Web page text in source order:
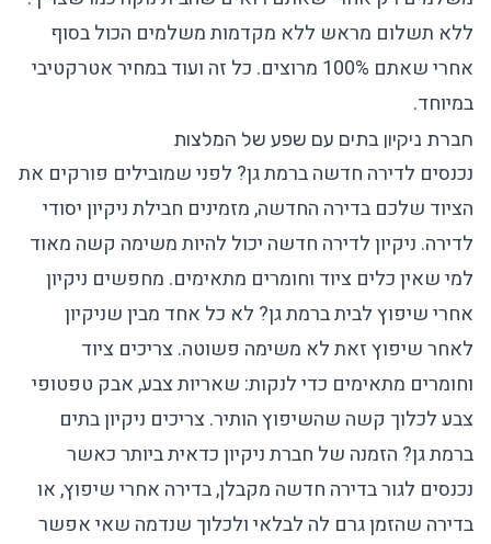
ללא תשלום מראש ללא מקדמות משלמים הכול בסוף
אחרי שאתם 100% מרוצים. כל זה ועוד במחיר אטרקטיבי
במיוחד.
חברת ניקיון בתים עם שפע של המלצות
נכנסים לדירה חדשה ברמת גן? לפני שמובילים פורקים את
הציוד שלכם בדירה החדשה, מזמינים חבילת ניקיון יסודי
לדירה. ניקיון לדירה חדשה יכול להיות משימה קשה מאוד
למי שאין כלים ציוד וחומרים מתאימים. מחפשים ניקיון
אחרי שיפוץ לבית ברמת גן? לא כל אחד מבין שניקיון
לאחר שיפוץ זאת לא משימה פשוטה. צריכים ציוד
וחומרים מתאימים כדי לנקות: שאריות צבע, אבק טפטופי
צבע לכלוך קשה שהשיפוץ הותיר. צריכים ניקיון בתים
ברמת גן? הזמנה של חברת ניקיון כדאית ביותר כאשר
נכנסים לגור בדירה חדשה מקבלן, בדירה אחרי שיפוץ, או
בדירה שהזמן גרם לה לבלאי ולכלוך שנדמה שאי אפשר